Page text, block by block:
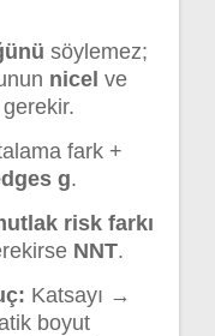
söylemez;
nicel ve
gerekir.
fark +
g.
risk farkı
NNT.
Katsayı →
boyut